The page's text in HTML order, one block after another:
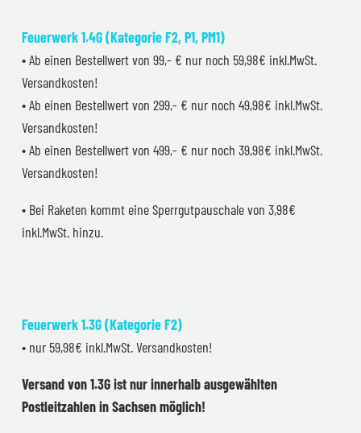
Feuerwerk 1.4G (Kategorie F2, P1, PM1)
• Ab einen Bestellwert von 99,- € nur noch 59,98€ inkl.MwSt.
Versandkosten!
• Ab einen Bestellwert von 299,- € nur noch 49,98€ inkl.MwSt.
Versandkosten!
• Ab einen Bestellwert von 499,- € nur noch 39,98€ inkl.MwSt.
Versandkosten!
• Bei Raketen kommt eine Sperrgutpauschale von 3,98€
inkl.MwSt. hinzu.
Feuerwerk 1.3G (Kategorie F2)
• nur 59,98€ inkl.MwSt. Versandkosten!
Versand von 1.3G ist nur innerhalb ausgewählten
Postleitzahlen in Sachsen möglich!